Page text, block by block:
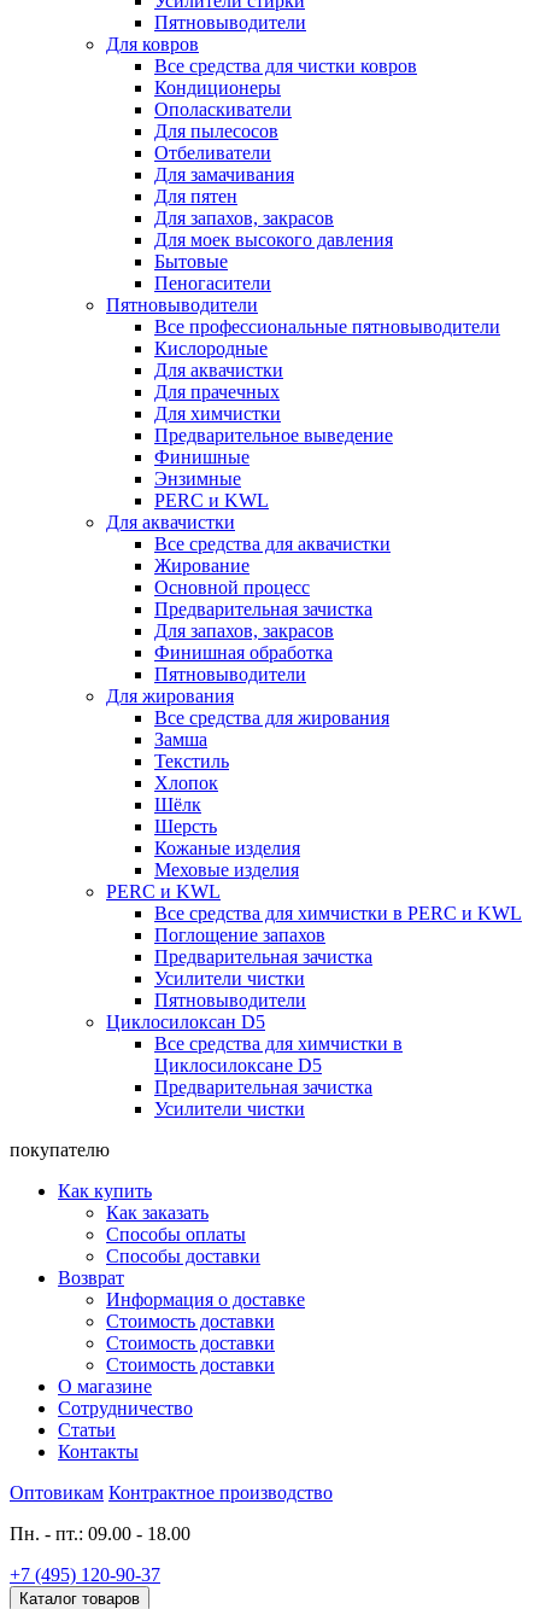
Пятновыводители
Для ковров
Все средства для чистки ковров
Кондиционеры
Ополаскиватели
Для пылесосов
Отбеливатели
Для замачивания
Для пятен
Для запахов, закрасов
Для моек высокого давления
Бытовые
Пеногасители
Пятновыводители
Все профессиональные пятновыводители
Кислородные
Для аквачистки
Для прачечных
Для химчистки
Предварительное выведение
Финишные
Энзимные
PERC и KWL
Для аквачистки
Все средства для аквачистки
Жирование
Основной процесс
Предварительная зачистка
Для запахов, закрасов
Финишная обработка
Пятновыводители
Для жирования
Все средства для жирования
Замша
Текстиль
Хлопок
Шёлк
Шерсть
Кожаные изделия
Меховые изделия
PERC и KWL
Все средства для химчистки в PERC и KWL
Поглощение запахов
Предварительная зачистка
Усилители чистки
Пятновыводители
Циклосилоксан D5
Все средства для химчистки в
Циклосилоксане D5
Предварительная зачистка
Усилители чистки
покупателю
Как купить
Как заказать
Способы оплаты
Способы доставки
Возврат
Информация о доставке
Стоимость доставки
Стоимость доставки
Стоимость доставки
О магазине
Сотрудничество
Статьи
Контакты
Оптовикам Контрактное производство
Пн. - пт.: 09.00 - 18.00
+7 (495) 120-90-37
Каталог товаров